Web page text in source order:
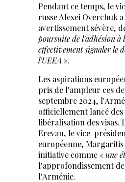
Pendant ce temps, le
russe Alexei Overchuk
avertissement sévère,
poursuite de l'adhésion
effectivement signaler le
l'UEEA ».
Les aspirations
pris de l'ampleur ces
septembre 2024,
officiellement lancé
libéralisation des visas.
Erevan, le vice-
européenne, Margaritis
initiative comme «une
l'approfondissement
l'Arménie.